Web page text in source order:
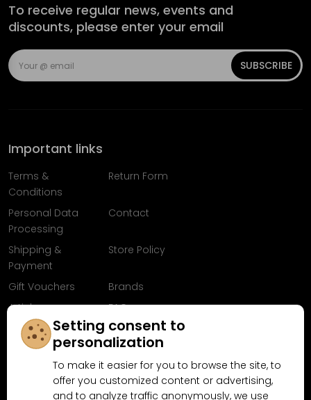
To receive regular news, events and
discounts, please enter your email
SUBSCRIBE
Important links
Terms &
Conditions
Return Form
Personal Data
Processing
Contact
Shipping &
Payment
Store Policy
Gift Vouchers
Brands
Articles
FAQ
Follow us on
Facebook
Setting consent to
personalization
To make it easier for you to browse the site, to
offer you customized content or advertising,
and to analyze traffic anonymously, we use